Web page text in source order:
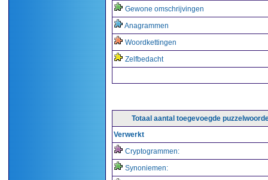
Gewone omschrijvingen
Anagrammen
Woordkettingen
Zelfbedacht
Totaal aantal toegevoegde
Verwerkt
Cryptogrammen:
Synoniemen: